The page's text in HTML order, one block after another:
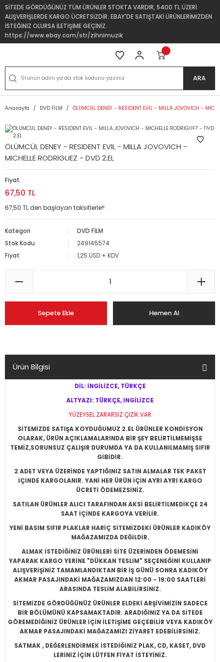
SİTEDE GÖRDÜĞÜNÜZ TÜM ÜRÜNLER STOKTA VARDIR, 5400 TL ÜZERİ
ALIŞVERİŞLERDE KARGO ÜCRETSİZDİR. EBAY'DE SATIŞTAKİ ÜRÜNLERİMİZDEN
İSTEĞİNİZ OLURSA İLETİŞİME GEÇİNİZ.
https://www.ebay.com/str/zihnimuzik
ARA
Anasayfa DVD FİLM ÖLÜMCÜL DENEY - RESIDENT EVIL - MILLA JOVOVICH -
ÖLÜMCÜL DENEY - RESIDENT EVIL - MILLA JOVOVICH -
MICHELLE RODRIGUEZ - DVD 2.EL
Fiyat
67,50 TL
67,50 TL den başlayan taksitlerle!!
Kategori
DVD FİLM
Stok Kodu
249145574
Fiyat
1,25 USD + KDV
Sepete Ekle Hemen Al
Ürün Bilgisi
DİL: İNGİLİZCE, TÜRKÇE
ALTYAZI: TÜRKÇE, İNGİLİZCE
YÜZEYSEL ZARARSIZ ÇİZİK VAR
SİTEMİZDE SATIŞA KOYDUĞUMUZ 2.EL ÜRÜNLER KONDİSYON
OLARAK, ÜRÜN AÇIKLAMALARINDA BİR ŞEY BELİRTİLMEMİŞSE
TEMİZ,SORUNSUZ ÇALIŞIR DURUMDA YA DA KULLANILMAMIŞ SIFIR
GİBİDİR.
2 ADET VEYA ÜZERİNDE YAPTIĞINIZ SATIN ALMALAR TEK PAKET
İÇİNDE KARGOLANIR. YANİ HER ÜRÜN İÇİN AYRI AYRI KARGO
ÜCRETİ ÖDEMEZSİNİZ.
SATILAN ÜRÜNLER ALICI TARAFINDAN AKSİ BELİRTİLMEDİKÇE 24
SAAT İÇİNDE KARGOYA VERİLİR.
YENİ BASIM SIFIR PLAKLAR HARİÇ SİTEMİZDEKİ ÜRÜNLER KADIKÖY
MAĞAZAMIZDA DEĞİLDİR.
ALMAK İSTEDİĞİNİZ ÜRÜNLERİ SİTE ÜZERİNDEN ÖDEMESİNİ
YAPARAK KARGO YERİNE "DÜKKAN TESLİM" SEÇENEĞİNİ KULLANIP
ALIŞVERİŞİNİZ TAMAMLANDIKTAN BİR İŞ GÜNÜ SONRA KADIKÖY
AKMAR PASAJINDAKİ MAĞAZAMIZDAN 12:00 - 19:00 SAATLERİ
ARASINDA TESLİM ALABİLİRSİNİZ.
SİTEMİZDE GÖRDÜĞÜNÜZ ÜRÜNLER ELDEKİ ARŞİVİMİZİN SADECE
BİR BÖLÜMÜNÜ KAPSAMAKTADIR. ARADIĞINIZ YA DA SİTEDE
GÖREMEDİĞİNİZ ÜRÜNLER İÇİN İLETİŞİME GEÇEBİLİR VEYA KADIKÖY
AKMAR PASAJINDAKİ MAĞAZAMIZI ZİYARET EDEBİLİRSİNİZ.
SATMAK , DEĞERLENDİRMEK İSTEDİĞİNİZ PLAK, CD, KASET, DVD
LERİNİZ İÇİN LÜTFEN FİYAT İSTEYİNİZ.